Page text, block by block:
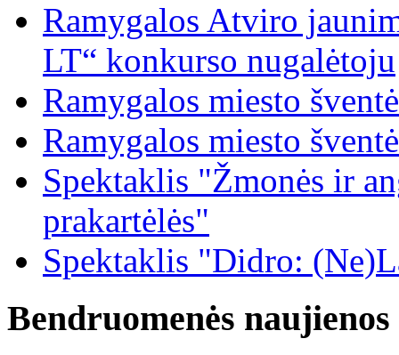
Ramygalos Atviro
LT“ konkurso nugalėtoju
Ramygalos miesto šventė
Ramygalos miesto šventė
Spektaklis "Žmonės ir
prakartėlės"
Spektaklis "Didro:
Bendruomenės naujienos